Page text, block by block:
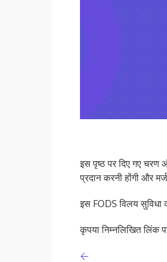
इस पृष्ठ पर दिए गए
प्रदान करनी होंगी और
इस FODS विलय
कृपया निम्नलिखित लिंक